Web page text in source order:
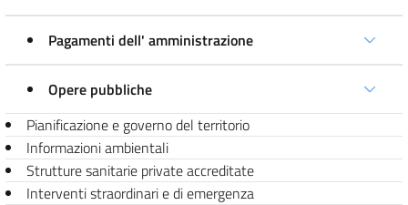
Pagamenti dell' amministrazione
Opere pubbliche
Pianificazione e governo del territorio
Informazioni ambientali
Strutture sanitarie private accreditate
Interventi straordinari e di emergenza